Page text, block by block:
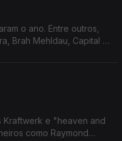
o ano. Entre outros,
Brah Mehldau, Capital da
Kraftwerk e "heaven and
como Raymond